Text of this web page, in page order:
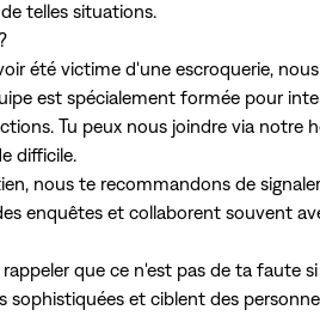
telles situations.
été victime d'une escroquerie,
est spécialement formée pour
Tu peux nous joindre via
difficile.
nous te recommandons de
enquêtes et collaborent souvent
que ce n'est pas de ta faute
sophistiquées et ciblent des